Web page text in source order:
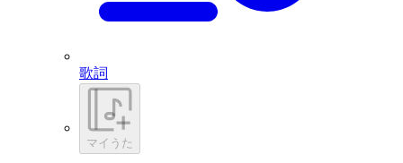
歌詞
マイうた